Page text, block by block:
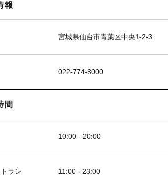
報
宮城県仙台市青葉区中央1-2-3
022-774-8000
間
10:00 - 20:00
ラン 11:00 - 23:00